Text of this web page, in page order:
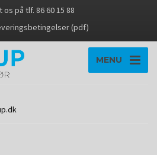
os på tlf. 86 60 15 88
(pdf)
MENU